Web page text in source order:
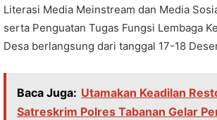
Literasi Media Meinstream dan Media
serta Penguatan Tugas Fungsi Lembaga
Desa berlangsung dari tanggal 17-18
Baca Juga: Utamakan Keadilan
Satreskrim Polres Tabanan Gelar